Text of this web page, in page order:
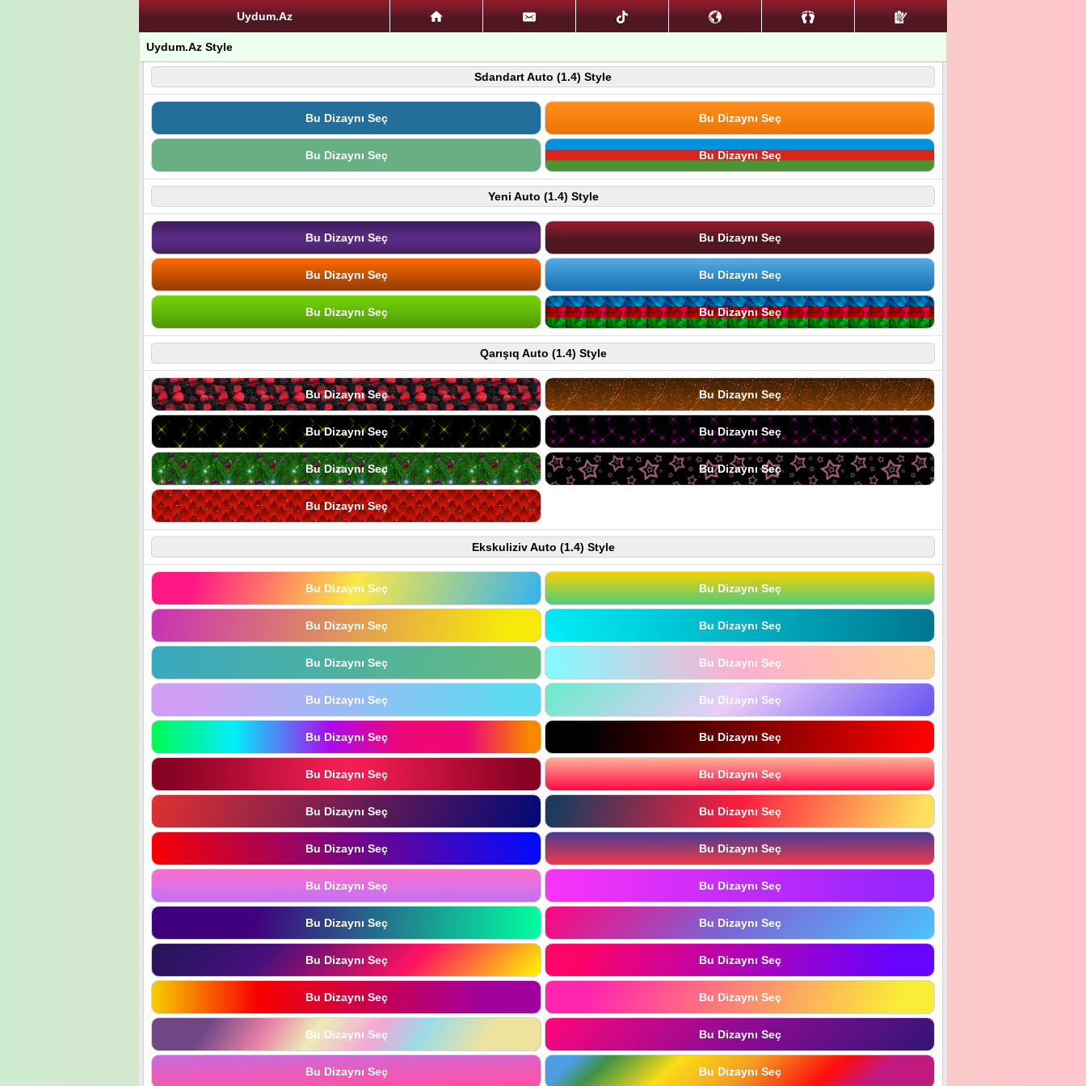
Uydum.Az
Uydum.Az Style
Sdandart Auto (1.4) Style
Bu Dizaynı Seç Bu Dizaynı Seç
Bu Dizaynı Seç Bu Dizaynı Seç
Yeni Auto (1.4) Style
Bu Dizaynı Seç Bu Dizaynı Seç
Bu Dizaynı Seç Bu Dizaynı Seç
Bu Dizaynı Seç Bu Dizaynı Seç
Qarışıq Auto (1.4) Style
Bu Dizaynı Seç Bu Dizaynı Seç
Bu Dizaynı Seç Bu Dizaynı Seç
Bu Dizaynı Seç Bu Dizaynı Seç
Bu Dizaynı Seç
Ekskuliziv Auto (1.4) Style
Bu Dizaynı Seç Bu Dizaynı Seç
Bu Dizaynı Seç Bu Dizaynı Seç
Bu Dizaynı Seç Bu Dizaynı Seç
Bu Dizaynı Seç Bu Dizaynı Seç
Bu Dizaynı Seç Bu Dizaynı Seç
Bu Dizaynı Seç Bu Dizaynı Seç
Bu Dizaynı Seç Bu Dizaynı Seç
Bu Dizaynı Seç Bu Dizaynı Seç
Bu Dizaynı Seç Bu Dizaynı Seç
Bu Dizaynı Seç Bu Dizaynı Seç
Bu Dizaynı Seç Bu Dizaynı Seç
Bu Dizaynı Seç Bu Dizaynı Seç
Bu Dizaynı Seç Bu Dizaynı Seç
Bu Dizaynı Seç Bu Dizaynı Seç